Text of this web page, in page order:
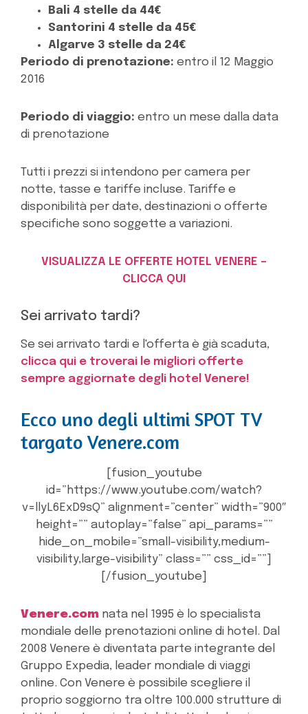
Bali 4 stelle da 44€
Santorini 4 stelle da 45€
Algarve 3 stelle da 24€
Periodo di prenotazione: entro il 12 Maggio
2016
Periodo di viaggio: entro un mese dalla data
di prenotazione
Tutti i prezzi si intendono per camera per
notte, tasse e tariffe incluse. Tariffe e
disponibilità per date, destinazioni o offerte
specifiche sono soggette a variazioni.
VISUALIZZA LE OFFERTE HOTEL VENERE –
CLICCA QUI
Sei arrivato tardi?
Se sei arrivato tardi e l'offerta è già scaduta,
clicca qui e troverai le migliori offerte
sempre aggiornate degli hotel Venere!
Ecco uno degli ultimi SPOT TV
targato Venere.com
[fusion_youtube
id=”https://www.youtube.com/watch?
v=llyL6ExD9sQ” alignment=”center” width=”900″
height=”” autoplay=”false” api_params=””
hide_on_mobile=”small-visibility,medium-
visibility,large-visibility” class=”” css_id=””]
[/fusion_youtube]
Venere.com nata nel 1995 è lo specialista
mondiale delle prenotazioni online di hotel. Dal
2008 Venere è diventata parte integrante del
Gruppo Expedia, leader mondiale di viaggi
online. Con Venere è possibile scegliere il
proprio soggiorno tra oltre 100.000 strutture di